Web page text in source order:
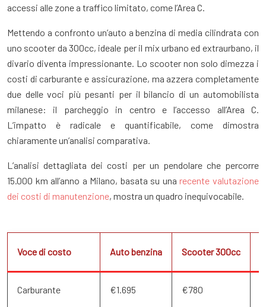
accessi alle zone a traffico limitato, come l’Area C.
Mettendo a confronto un’auto a benzina di media cilindrata con
uno scooter da 300cc, ideale per il mix urbano ed extraurbano, il
divario diventa impressionante. Lo scooter non solo dimezza i
costi di carburante e assicurazione, ma azzera completamente
due delle voci più pesanti per il bilancio di un automobilista
milanese: il parcheggio in centro e l’accesso all’Area C.
L’impatto è radicale e quantificabile, come dimostra
chiaramente un’analisi comparativa.
L’analisi dettagliata dei costi per un pendolare che percorre
15.000 km all’anno a Milano, basata su unarecente valutazione
dei costi di manutenzione, mostra un quadro inequivocabile.
Voce di costo Auto benzina Scooter 300cc
Carburante €1.695 €780